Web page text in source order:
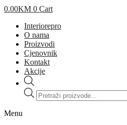
0.00KM 0 Cart
Interiorepro
O nama
Proizvodi
Cjenovnik
Kontakt
Akcije
Products
search
Menu